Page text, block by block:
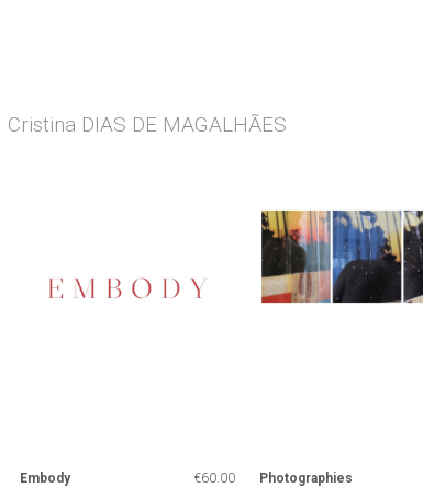
Cristina DIAS DE MAGALHÃES
Embody
€60.00
Photographies